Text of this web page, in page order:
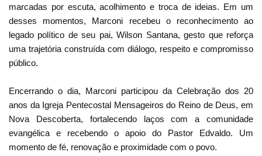
marcadas por escuta, acolhimento e troca de ideias. Em um
desses momentos, Marconi recebeu o reconhecimento ao
legado político de seu pai, Wilson Santana, gesto que reforça
uma trajetória construída com diálogo, respeito e compromisso
público.
Encerrando o dia, Marconi participou da Celebração dos 20
anos da Igreja Pentecostal Mensageiros do Reino de Deus, em
Nova Descoberta, fortalecendo laços com a comunidade
evangélica e recebendo o apoio do Pastor Edvaldo. Um
momento de fé, renovação e proximidade com o povo.